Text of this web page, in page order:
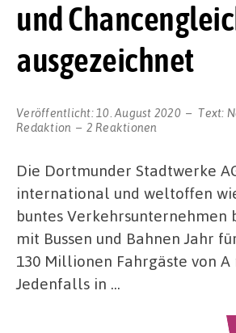
und
ausgezeichnet
Veröffentlicht: 10. August 2020 Text:
Redaktion
2 Reaktionen
Die Dortmunder Stadtwerke
international und weltoffen
buntes Verkehrsunternehmen
mit Bussen und Bahnen Jahr
130 Millionen Fahrgäste von A
Jedenfalls in …